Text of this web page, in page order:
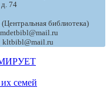
74
библиотека)
kltbibl@mail.ru
семей